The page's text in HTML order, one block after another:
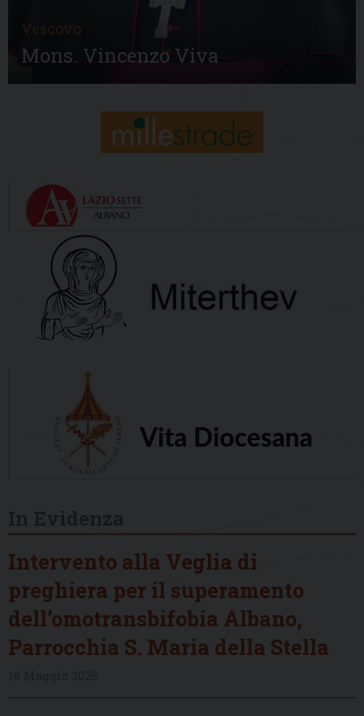
Vescovo
Mons. Vincenzo Viva
Intervento alla Veglia di
preghiera per il superamento
dell’omotransbifobia Albano,
Parrocchia S. Maria della Stella